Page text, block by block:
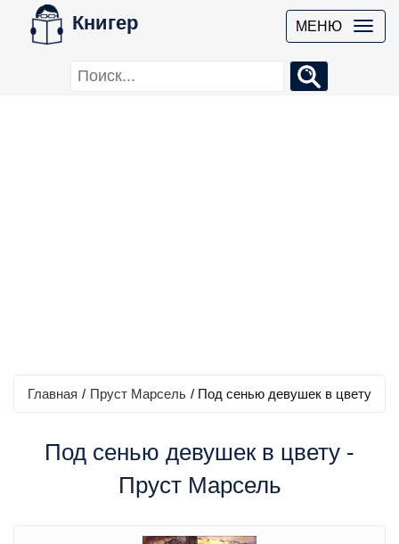
Книгер МЕНЮ
Главная / Пруст Марсель / Под сенью девушек в цвету
Под сенью девушек в цвету -
Пруст Марсель